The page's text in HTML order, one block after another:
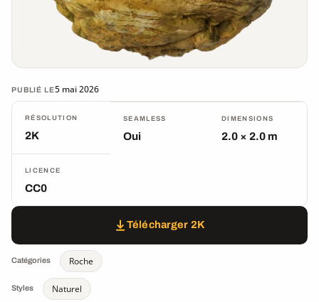
PUBLIÉ LE5 mai 2026
RÉSOLUTION
2K
SEAMLESS
Oui
DIMENSIONS
2.0 × 2.0 m
LICENCE
CC0
Télécharger 2K
Catégories Roche
Styles Naturel